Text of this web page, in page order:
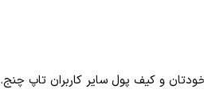
و کیف پول سایر کاربران تاپ‌ چنج.